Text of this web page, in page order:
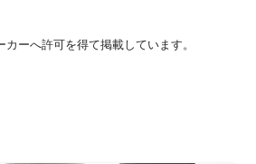
ーへ許可を得て掲載しています。